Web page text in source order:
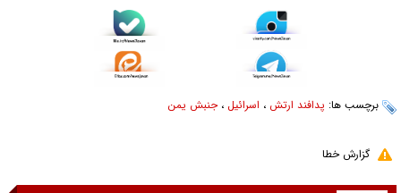
برچسب ها: پدافند ارتش ، اسرائیل ،جنبش یمن
گزارش خطا